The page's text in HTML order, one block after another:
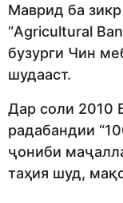
Маврид ба
“Agricultural
бузурги Чин
шудааст.
Дар соли 2010
радабандии
ҷониби
таҳия шуд,